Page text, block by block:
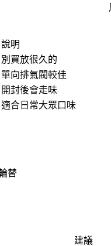
說明
別買放很久的
單向排氣閥較佳
開封後會走味
適合日常大眾口味
替
建議